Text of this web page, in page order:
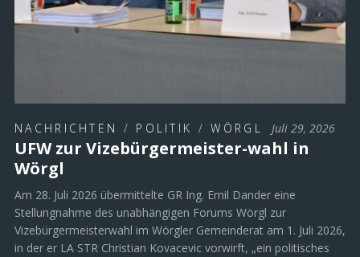
NACHRICHTEN / POLITIK /WÖRGL Juli 29, 2026
UFW zur Vizebürgermeister-wahl in
Wörgl
Am 28. Juli 2026 übermittelte GR Ing. Emil Dander eine
Stellungnahme des unabhängigen Forums Wörgl zur
Vizebürgermeisterwahl im Wörgler Gemeinderat am 1. Juli 2026,
in der er LA STR Christian Kovacevic vorwirft, „ein politisches